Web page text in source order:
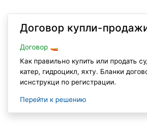
Договор купли-
Договор 🚤
Как правильно купить или продать
катер, гидроцикл, яхту. Бланки
иснструкци по регистрации.
Перейти к решению